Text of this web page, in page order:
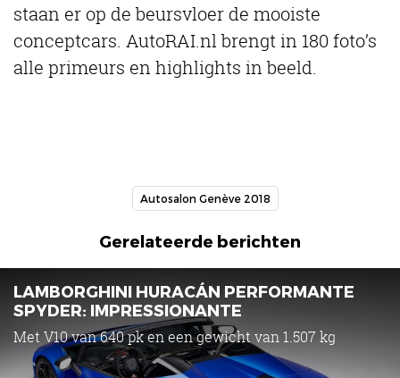
staan er op de beursvloer de mooiste
conceptcars. AutoRAI.nl brengt in 180 foto’s
alle primeurs en highlights in beeld.
Autosalon Genève 2018
Gerelateerde berichten
LAMBORGHINI HURACÁN PERFORMANTE
SPYDER: IMPRESSIONANTE
Met V10 van 640 pk en een gewicht van 1.507 kg